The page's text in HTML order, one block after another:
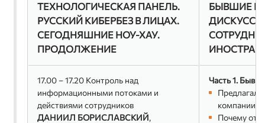
ТЕХНОЛОГИЧЕСКАЯ ПАНЕЛЬ.
РУССКИЙ КИБЕРБЕЗ В ЛИЦАХ.
СЕГОДНЯШНИЕ НОУ-ХАУ.
ПРОДОЛЖЕНИЕ
17.00 – 17.20 Контроль над
информационными потоками и
действиями сотрудников
ДАНИИЛ БОРИСЛАВСКИЙ,
БЫВШИЕ И
Часть 1.
компании
Почему